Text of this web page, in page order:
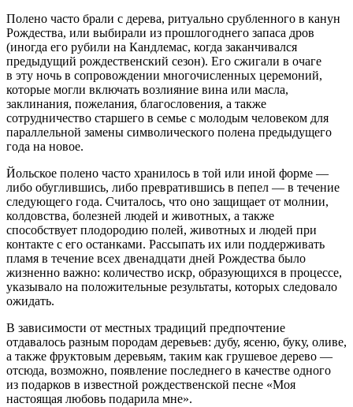
Полено часто брали с дерева, ритуально срубленного в канун
Рождества, или выбирали из прошлогоднего запаса дров
(иногда его рубили на Кандлемас, когда заканчивался
предыдущий рождественский сезон). Его сжигали в очаге
в эту ночь в сопровождении многочисленных церемоний,
которые могли включать возлияние вина или масла,
заклинания, пожелания, благословения, а также
сотрудничество старшего в семье с молодым человеком для
параллельной замены символического полена предыдущего
года на новое.
Йольское полено часто хранилось в той или иной форме —
либо обуглившись, либо превратившись в пепел — в течение
следующего года. Считалось, что оно защищает от молнии,
колдовства, болезней людей и животных, а также
способствует плодородию полей, животных и людей при
контакте с его останками. Рассыпать их или поддерживать
пламя в течение всех двенадцати дней Рождества было
жизненно важно: количество искр, образующихся в процессе,
указывало на положительные результаты, которых следовало
ожидать.
В зависимости от местных традиций предпочтение
отдавалось разным породам деревьев: дубу, ясеню, буку, оливе,
а также фруктовым деревьям, таким как грушевое дерево —
отсюда, возможно, появление последнего в качестве одного
из подарков в известной рождественской песне «Моя
настоящая любовь подарила мне».